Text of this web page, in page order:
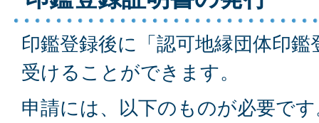
印鑑登録後に「認可地縁団体印
受けることができます。
申請には、以下のものが必要で